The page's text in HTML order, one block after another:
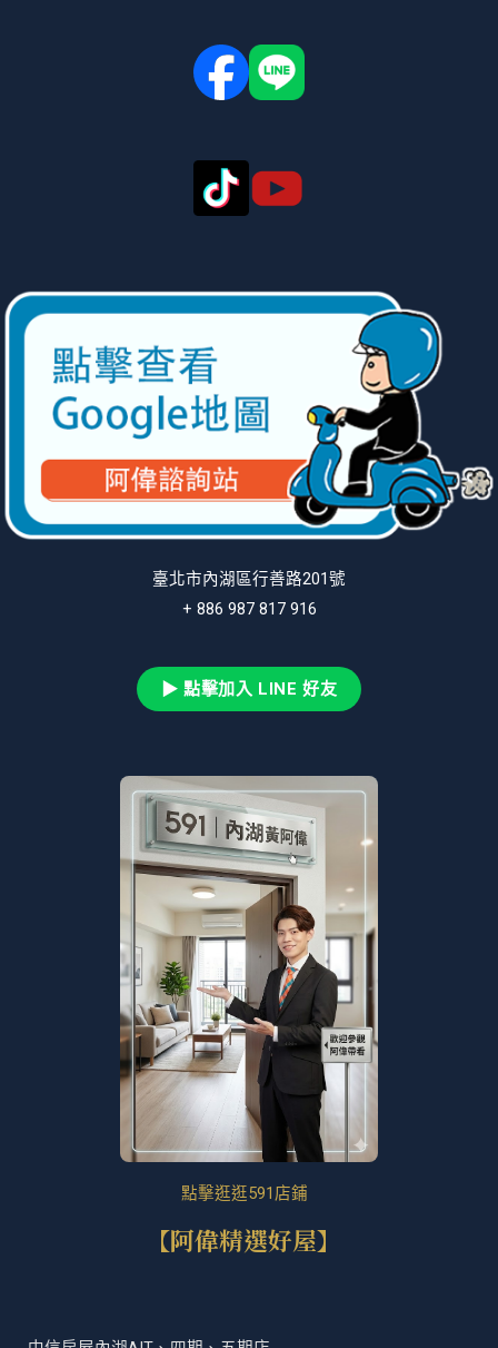
臺北市內湖區行善路201號
+ 886 987 817 916
▶ 點擊加入 LINE 好友
點擊逛逛591店鋪
【阿偉精選好屋】